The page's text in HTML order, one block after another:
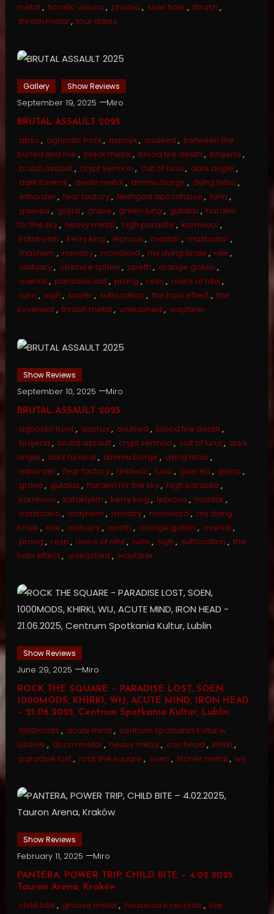
metal , horrific visions , phobia , slow hole , thrash ,
thrash metal , tour dates
Gallery Show Reviews
September 19, 2025 Miro
BRUTAL ASSAULT 2025
absu , agnostic front, asphyx, avulsed , between the
buried and me , black metal , blood fire death , brujeria ,
brutal assault, crypt sermon , cult of luna , dark angel ,
dark funeral , death metal , dimmu borgir, dying fetus ,
exhorder, fear factory, fleshgod apocalypse , furia ,
gaerea , gojira , grave , green lung , gutalax, harakiri
for the sky, heavy metal , high parasite , karnivool ,
kataklysm , kerry king , leprous , mantar, mastodon ,
mayhem , ministry, monolord , my dying bride , nile ,
obituary, obscure sphinx, opeth , orange goblin ,
overkill , paradise lost, prong , rezn , rivers of nihil ,
ruim , sigh , slayer, suffocation , the halo effect, the
kovenant, thrash metal , unleashed , wayfarer
Show Reviews
September 10, 2025 Miro
BRUTAL ASSAULT 2025
agnostic front, asphyx, avulsed , blood fire death ,
brujeria , brutal assault, crypt sermon , cult of luna , dark
angel , dark funeral , dimmu borgir, dying fetus ,
exhorder, fear factory, festiwal , furia , gaerea , gojira ,
grave , gutalax, harakiri for the sky, high parasite ,
karnivool , kataklysm , kerry king , leprous , mantar,
mastodon , mayhem , ministry, monolord , my dying
bride , nile , obituary, opeth , orange goblin , overkill ,
prong , rezn , rivers of nihil , ruim , sigh , suffocation , the
halo effect, unleashed , wayfarer
Show Reviews
June 29, 2025 Miro
ROCK THE SQUARE – PARADISE LOST, SOEN,
1000MODS, KHIRKI, WIJ, ACUTE MIND, IRON HEAD
– 21.06.2025, Centrum Spotkania Kultur, Lublin
1000mods , acute mind , centrum spotkania kultur w
lublinie , doom metal , heavy metal , iron head , khirki ,
paradise lost, rock the square , soen , stoner metal , wij
Show Reviews
February 11, 2025 Miro
PANTERA, POWER TRIP, CHILD BITE – 4.02.2025,
Tauron Arena, Kraków
child bite , groove metal , housecore records , live